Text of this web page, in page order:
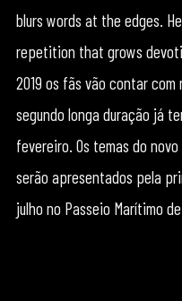
blurs words at the edges.
repetition that grows
2019 os fãs vão contar
segundo longa duração já
fevereiro. Os temas do
serão apresentados pela
julho no Passeio Marítimo